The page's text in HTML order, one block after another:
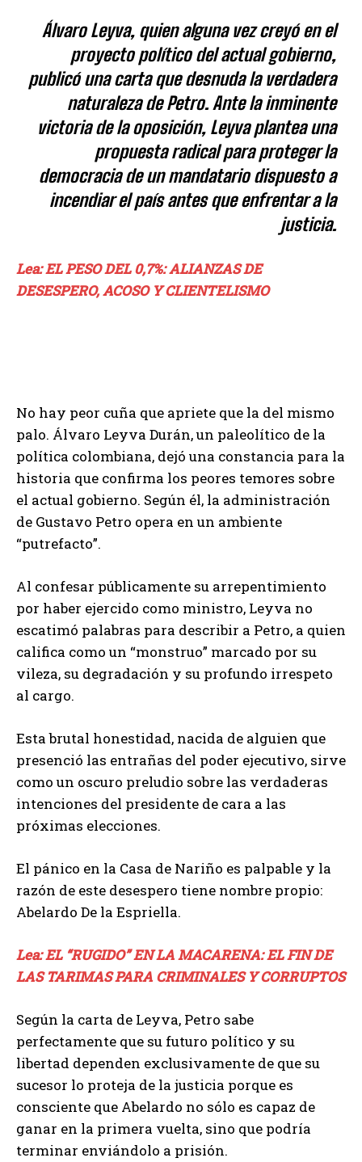
Álvaro Leyva, quien alguna vez creyó en el
proyecto político del actual gobierno,
publicó una carta que desnuda la verdadera
naturaleza de Petro. Ante la inminente
victoria de la oposición, Leyva plantea una
propuesta radical para proteger la
democracia de un mandatario dispuesto a
incendiar el país antes que enfrentar a la
justicia.
Lea: EL PESO DEL 0,7%: ALIANZAS DE
DESESPERO, ACOSO Y CLIENTELISMO
No hay peor cuña que apriete que la del mismo
palo. Álvaro Leyva Durán, un paleolítico de la
política colombiana, dejó una constancia para la
historia que confirma los peores temores sobre
el actual gobierno. Según él, la administración
de Gustavo Petro opera en un ambiente
“putrefacto”.
Al confesar públicamente su arrepentimiento
por haber ejercido como ministro, Leyva no
escatimó palabras para describir a Petro, a quien
califica como un “monstruo” marcado por su
vileza, su degradación y su profundo irrespeto
al cargo.
Esta brutal honestidad, nacida de alguien que
presenció las entrañas del poder ejecutivo, sirve
como un oscuro preludio sobre las verdaderas
intenciones del presidente de cara a las
próximas elecciones.
El pánico en la Casa de Nariño es palpable y la
razón de este desespero tiene nombre propio:
Abelardo De la Espriella.
Lea: EL “RUGIDO” EN LA MACARENA: EL FIN DE
LAS TARIMAS PARA CRIMINALES Y CORRUPTOS
Según la carta de Leyva, Petro sabe
perfectamente que su futuro político y su
libertad dependen exclusivamente de que su
sucesor lo proteja de la justicia porque es
consciente que Abelardo no sólo es capaz de
ganar en la primera vuelta, sino que podría
terminar enviándolo a prisión.